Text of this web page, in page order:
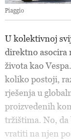
Piaggio
U kolektivnoj
direktno asocira
života kao
koliko postoji,
rješenja u
proizvedenih
tržištima. No, da
vratiti na njen